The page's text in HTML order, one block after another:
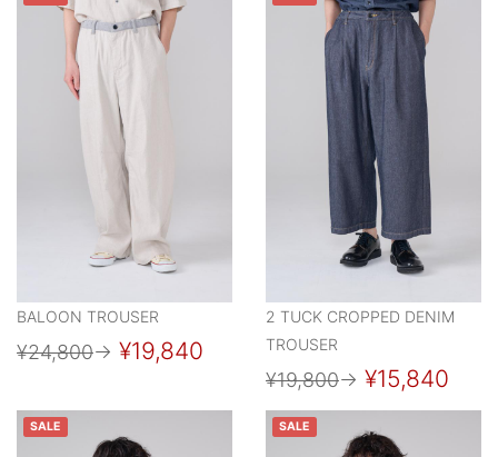
BALOON TROUSER
¥24,800→ ¥19,840
2 TUCK CROPPED DENIM
TROUSER
¥19,800→ ¥15,840
SALE SALE